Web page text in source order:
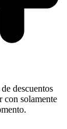
descuentos
con solamente